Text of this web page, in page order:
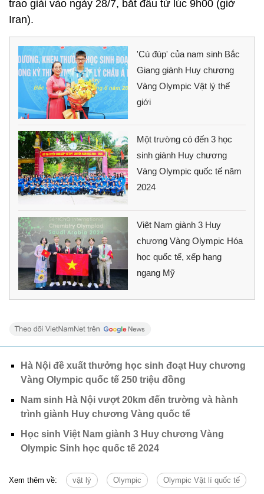
trao giải vào ngày 28/7, bắt đầu từ lúc 9h00 (giờ
Iran).
'Cú đúp' của nam sinh Bắc
Giang giành Huy chương
Vàng Olympic Vật lý thế
giới
Một trường có đến 3 học
sinh giành Huy chương
Vàng Olympic quốc tế năm
2024
Việt Nam giành 3 Huy
chương Vàng Olympic Hóa
học quốc tế, xếp hạng
ngang Mỹ
Hà Nội đề xuất thưởng học sinh đoạt Huy chương
Vàng Olympic quốc tế 250 triệu đồng
Nam sinh Hà Nội vượt 20km đến trường và hành
trình giành Huy chương Vàng quốc tế
Học sinh Việt Nam giành 3 Huy chương Vàng
Olympic Sinh học quốc tế 2024
Xem thêm về: vật lý Olympic Olympic Vật lí quốc tế